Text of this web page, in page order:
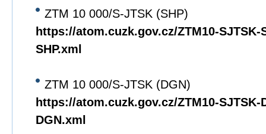
ZTM 10 000/S-JTSK (SHP)
https://atom.cuzk.gov.cz/ZTM10-SJTSK-
SHP.xml
ZTM 10 000/S-JTSK (DGN)
https://atom.cuzk.gov.cz/ZTM10-SJTSK-
DGN.xml